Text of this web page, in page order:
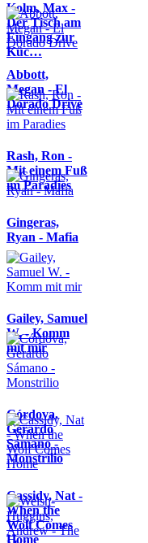
Kolm, Max -
Der Tisch am
Eingang zur
Küc…
Abbott,
Megan - El
Dorado Drive
Rash, Ron -
Mit einem Fuß
im Paradies
Gingeras,
Ryan - Mafia
Gailey, Samuel
W. - Komm
mit mir
Córdova,
Gerardo
Sámano -
Monstrilio
Cassidy, Nat -
When the
Wolf Comes
Home